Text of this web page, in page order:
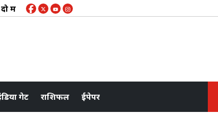
मांगों पर सहमति, आंदोलन में मृतक आश्रित को नौकरी-मुआवजे पर
गेट राशिफल ईपेपर